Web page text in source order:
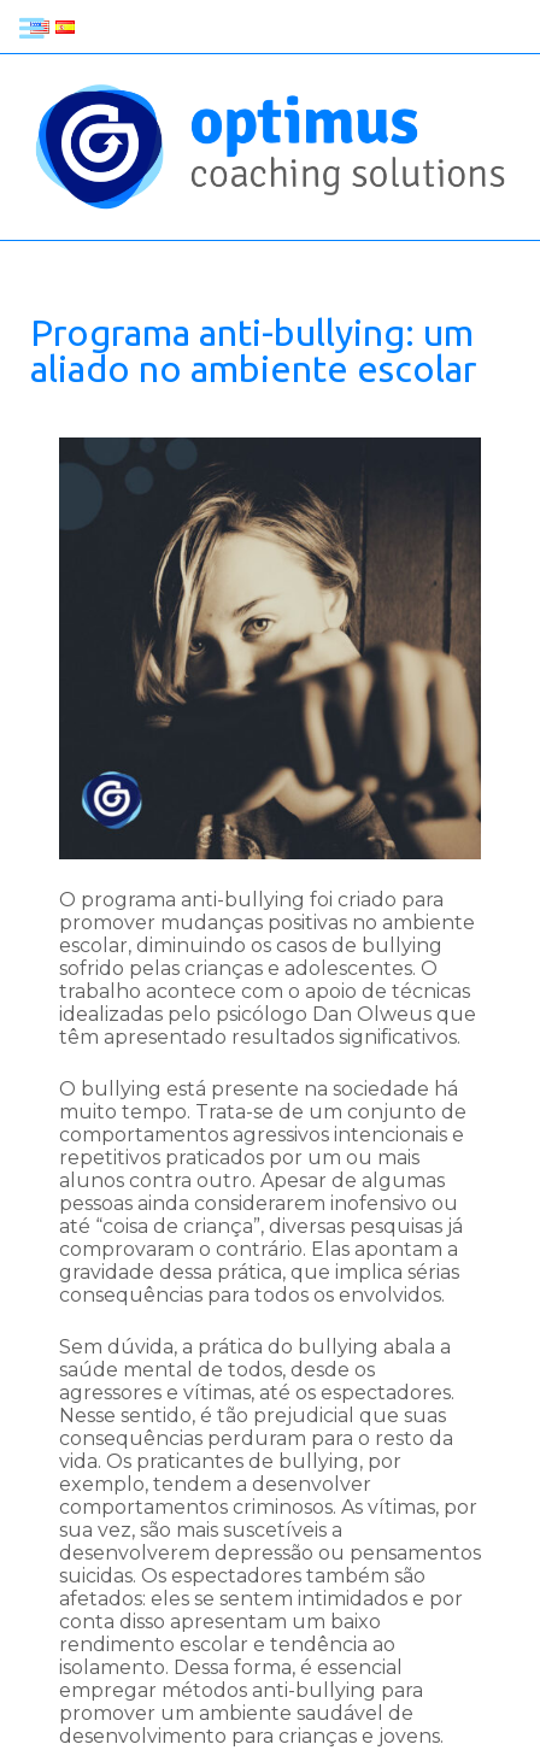
Programa anti-bullying: um
aliado no ambiente escolar
O programa anti-bullying foi criado para
promover mudanças positivas no ambiente
escolar, diminuindo os casos de bullying
sofrido pelas crianças e adolescentes. O
trabalho acontece com o apoio de técnicas
idealizadas pelo psicólogo Dan Olweus que
têm apresentado resultados significativos.
O bullying está presente na sociedade há
muito tempo. Trata-se de um conjunto de
comportamentos agressivos intencionais e
repetitivos praticados por um ou mais
alunos contra outro. Apesar de algumas
pessoas ainda considerarem inofensivo ou
até “coisa de criança”, diversas pesquisas já
comprovaram o contrário. Elas apontam a
gravidade dessa prática, que implica sérias
consequências para todos os envolvidos.
Sem dúvida, a prática do bullying abala a
saúde mental de todos, desde os
agressores e vítimas, até os espectadores.
Nesse sentido, é tão prejudicial que suas
consequências perduram para o resto da
vida. Os praticantes de bullying, por
exemplo, tendem a desenvolver
comportamentos criminosos. As vítimas, por
sua vez, são mais suscetíveis a
desenvolverem depressão ou pensamentos
suicidas. Os espectadores também são
afetados: eles se sentem intimidados e por
conta disso apresentam um baixo
rendimento escolar e tendência ao
isolamento. Dessa forma, é essencial
empregar métodos anti-bullying para
promover um ambiente saudável de
desenvolvimento para crianças e jovens.